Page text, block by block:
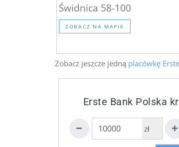
Świdnica 58-100
ZOBACZ NA MAPIE
Zobacz jeszcze jedną placówkę
Erste Bank Polska
zł